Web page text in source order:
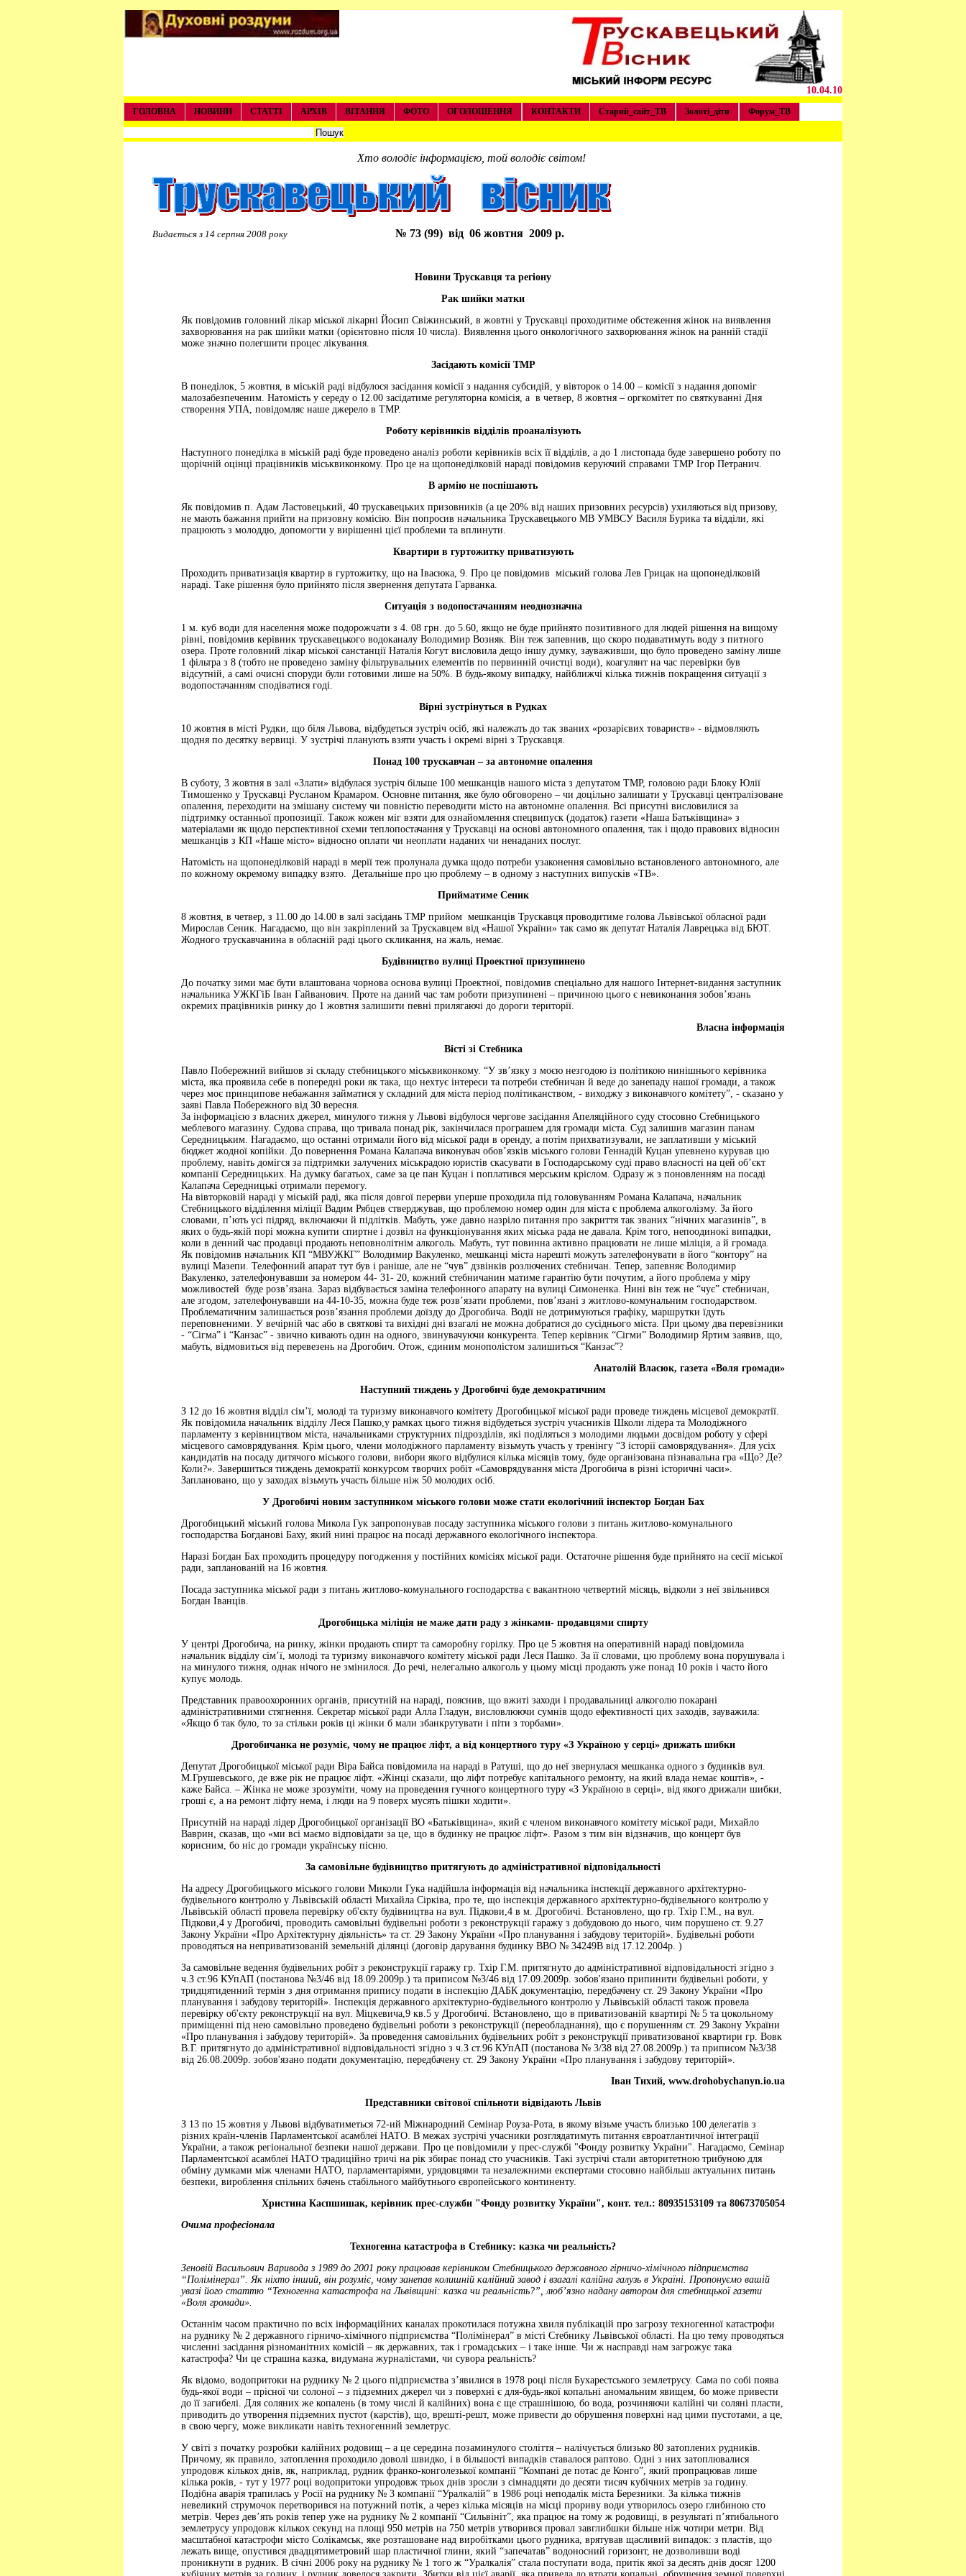
10.04.10
ГОЛОВНА НОВИНИ СТАТТІ АРХІВ ВІТАННЯ ФОТО ОГОЛОШЕННЯ КОНТАКТИ Старий_сайт_ТВ Золоті_діти Форум_ТВ
Хто володіє інформацією, той володіє світом!
Видається з 14 серпня 2008 року № 73 (99) від 06 жовтня 2009 р.
Новини Трускавця та регіону
Рак шийки матки
Як повідомив головний лікар міської лікарні Йосип Свіжинський, в жовтні у Трускавці проходитиме обстеження жінок на виявлення
захворювання на рак шийки матки (орієнтовно після 10 числа). Виявлення цього онкологічного захворювання жінок на ранній стадії
може значно полегшити процес лікування.
Засідають комісії ТМР
В понеділок, 5 жовтня, в міській раді відбулося засідання комісії з надання субсидій, у вівторок о 14.00 – комісії з надання допоміг
малозабезпеченим. Натомість у середу о 12.00 засідатиме регуляторна комісія, а в четвер, 8 жовтня – оргкомітет по святкуванні Дня
створення УПА, повідомляє наше джерело в ТМР.
Роботу керівників відділів проаналізують
Наступного понеділка в міській раді буде проведено аналіз роботи керівників всіх її відділів, а до 1 листопада буде завершено роботу по
щорічній оцінці працівників міськвиконкому. Про це на щопонеділковій нараді повідомив керуючий справами ТМР Ігор Петранич.
В армію не поспішають
Як повідомив п. Адам Ластовецький, 40 трускавецьких призовників (а це 20% від наших призовних ресурсів) ухиляються від призову,
не мають бажання прийти на призовну комісію. Він попросив начальника Трускавецького МВ УМВСУ Василя Бурика та відділи, які
працюють з молоддю, допомогти у вирішенні цієї проблеми та вплинути.
Квартири в гуртожитку приватизують
Проходить приватизація квартир в гуртожитку, що на Івасюка, 9. Про це повідомив міський голова Лев Грицак на щопонеділковій
нараді. Таке рішення було прийнято після звернення депутата Гарванка.
Ситуація з водопостачанням неоднозначна
1 м. куб води для населення може подорожчати з 4. 08 грн. до 5.60, якщо не буде прийнято позитивного для людей рішення на вищому
рівні, повідомив керівник трускавецького водоканалу Володимир Возняк. Він теж запевнив, що скоро подаватимуть воду з питного
озера. Проте головний лікар міської санстанції Наталія Когут висловила дещо іншу думку, зауваживши, що було проведено заміну лише
1 фільтра з 8 (тобто не проведено заміну фільтрувальних елементів по первинній очистці води), коагулянт на час перевірки був
відсутній, а самі очисні споруди були готовими лише на 50%. В будь-якому випадку, найближчі кілька тижнів покращення ситуації з
водопостачанням сподіватися годі.
Вірні зустрінуться в Рудках
10 жовтня в місті Рудки, що біля Львова, відбудеться зустріч осіб, які належать до так званих «розарієвих товариств» - відмовляють
щодня по десятку вервиці. У зустрічі планують взяти участь і окремі вірні з Трускавця.
Понад 100 трускавчан – за автономне опалення
В суботу, 3 жовтня в залі «Злати» відбулася зустріч більше 100 мешканців нашого міста з депутатом ТМР, головою ради Блоку Юлії
Тимошенко у Трускавці Русланом Крамаром. Основне питання, яке було обговорено – чи доцільно залишати у Трускавці централізоване
опалення, переходити на змішану систему чи повністю переводити місто на автономне опалення. Всі присутні висловилися за
підтримку останньої пропозиції. Також кожен міг взяти для ознайомлення спецвипуск (додаток) газети «Наша Батьківщина» з
матеріалами як щодо перспективної схеми теплопостачання у Трускавці на основі автономного опалення, так і щодо правових відносин
мешканців з КП «Наше місто» відносно оплати чи неоплати наданих чи ненаданих послуг.
Натомість на щопонеділковій нараді в мерії теж пролунала думка щодо потреби узаконення самовільно встановленого автономного, але
по кожному окремому випадку взято. Детальніше про цю проблему – в одному з наступних випусків «ТВ».
Прийматиме Сеник
8 жовтня, в четвер, з 11.00 до 14.00 в залі засідань ТМР прийом мешканців Трускавця проводитиме голова Львівської обласної ради
Мирослав Сеник. Нагадаємо, що він закріплений за Трускавцем від «Нашої України» так само як депутат Наталія Лаврецька від БЮТ.
Жодного трускавчанина в обласній раді цього скликання, на жаль, немає.
Будівництво вулиці Проектної призупинено
До початку зими має бути влаштована чорнова основа вулиці Проектної, повідомив спеціально для нашого Інтернет-видання заступник
начальника УЖКГіБ Іван Гайванович. Проте на даний час там роботи призупинені – причиною цього є невиконання зобов’язань
окремих працівників ринку до 1 жовтня залишити певні прилягаючі до дороги території.
Власна інформація
Вісті зі Стебника
Павло Побережний вийшов зі складу стебницького міськвиконкому. “У зв’язку з моєю незгодою із політикою нинішнього керівника
міста, яка проявила себе в попередні роки як така, що нехтує інтереси та потреби стебничан й веде до занепаду нашої громади, а також
через моє принципове небажання займатися у складний для міста період політиканством, - виходжу з виконавчого комітету”, - сказано у
заяві Павла Побережного від 30 вересня.
За інформацією з власних джерел, минулого тижня у Львові відбулося чергове засідання Апеляційного суду стосовно Стебницького
меблевого магазину. Судова справа, що тривала понад рік, закінчилася програшем для громади міста. Суд залишив магазин панам
Середницьким. Нагадаємо, що останні отримали його від міської ради в оренду, а потім прихватизували, не заплативши у міський
бюджет жодної копійки. До повернення Романа Калапача виконувач обов’язків міського голови Геннадій Куцан упевнено курував цю
проблему, навіть домігся за підтримки залучених міськрадою юристів скасувати в Господарському суді право власності на цей об’єкт
компанії Середницьких. На думку багатьох, саме за це пан Куцан і поплатився мерським кріслом. Одразу ж з поновленням на посаді
Калапача Середницькі отримали перемогу.
На вівторковій нараді у міській раді, яка після довгої перерви уперше проходила під головуванням Романа Калапача, начальник
Стебницького відділення міліції Вадим Рябцев стверджував, що проблемою номер один для міста є проблема алкоголізму. За його
словами, п’ють усі підряд, включаючи й підлітків. Мабуть, уже давно назріло питання про закриття так званих “нічних магазинів”, в
яких о будь-якій порі можна купити спиртне і дозвіл на функціонування яких міська рада не давала. Крім того, непоодинокі випадки,
коли в денний час продавці продають неповнолітнім алкоголь. Мабуть, тут повинна активно працювати не лише міліція, а й громада.
Як повідомив начальник КП “МВУЖКГ” Володимир Вакуленко, мешканці міста нарешті можуть зателефонувати в його “контору” на
вулиці Мазепи. Телефонний апарат тут був і раніше, але не “чув” дзвінків розлючених стебничан. Тепер, запевняє Володимир
Вакуленко, зателефонувавши за номером 44- 31- 20, кожний стебничанин матиме гарантію бути почутим, а його проблема у міру
можливостей буде розв’язана. Зараз відбувається заміна телефонного апарату на вулиці Симоненка. Нині він теж не “чує” стебничан,
але згодом, зателефонувавши на 44-10-35, можна буде теж розв’язати проблеми, пов’язані з житлово-комунальним господарством.
Проблематичним залишається розв’язання проблеми доїзду до Дрогобича. Водії не дотримуються графіку, маршрутки їдуть
переповненими. У вечірній час або в святкові та вихідні дні взагалі не можна добратися до сусіднього міста. При цьому два перевізники
- “Сігма” і “Канзас” - звично кивають один на одного, звинувачуючи конкурента. Тепер керівник “Сігми” Володимир Яртим заявив, що,
мабуть, відмовиться від перевезень на Дрогобич. Отож, єдиним монополістом залишиться “Канзас”?
Анатолій Власюк, газета «Воля громади»
Наступний тиждень у Дрогобичі буде демократичним
З 12 до 16 жовтня відділ сім’ї, молоді та туризму виконавчого комітету Дрогобицької міської ради проведе тиждень місцевої демократії.
Як повідомила начальник відділу Леся Пашко,у рамках цього тижня відбудеться зустріч учасників Школи лідера та Молодіжного
парламенту з керівництвом міста, начальниками структурних підрозділів, які поділяться з молодими людьми досвідом роботу у сфері
місцевого самоврядування. Крім цього, члени молодіжного парламенту візьмуть участь у тренінгу “З історії самоврядування». Для усіх
кандидатів на посаду дитячого міського голови, вибори якого відбулися кілька місяців тому, буде організована пізнавальна гра «Що? Де?
Коли?». Завершиться тиждень демократії конкурсом творчих робіт «Самоврядування міста Дрогобича в різні історичні часи».
Заплановано, що у заходах візьмуть участь більше ніж 50 молодих осіб.
У Дрогобичі новим заступником міського голови може стати екологічний інспектор Богдан Бах
Дрогобицький міський голова Микола Гук запропонував посаду заступника міського голови з питань житлово-комунального
господарства Богданові Баху, який нині працює на посаді державного екологічного інспектора.
Наразі Богдан Бах проходить процедуру погодження у постійних комісіях міської ради. Остаточне рішення буде прийнято на сесії міської
ради, запланованій на 16 жовтня.
Посада заступника міської ради з питань житлово-комунального господарства є вакантною четвертий місяць, відколи з неї звільнився
Богдан Іванців.
Дрогобицька міліція не маже дати раду з жінками- продавцями спирту
У центрі Дрогобича, на ринку, жінки продають спирт та саморобну горілку. Про це 5 жовтня на оперативній нараді повідомила
начальник відділу сім’ї, молоді та туризму виконавчого комітету міської ради Леся Пашко. За її словами, цю проблему вона порушувала і
на минулого тижня, однак нічого не змінилося. До речі, нелегально алкоголь у цьому місці продають уже понад 10 років і часто його
купує молодь.
Представник правоохоронних органів, присутній на нараді, пояснив, що вжиті заходи і продавальниці алкоголю покарані
адміністративними стягнення. Секретар міської ради Алла Гладун, висловлюючи сумнів щодо ефективності цих заходів, зауважила:
«Якщо б так було, то за стільки років ці жінки б мали збанкрутувати і піти з торбами».
Дрогобичанка не розуміє, чому не працює ліфт, а від концертного туру «З Україною у серці» дрижать шибки
Депутат Дрогобицької міської ради Віра Байса повідомила на нараді в Ратуші, що до неї звернулася мешканка одного з будинків вул.
М.Грушевського, де вже рік не працює ліфт. «Жінці сказали, що ліфт потребує капітального ремонту, на який влада немає коштів», -
каже Байса. – Жінка не може зрозуміти, чому на проведення гучного концертного туру «З Україною в серці», від якого дрижали шибки,
гроші є, а на ремонт ліфту нема, і люди на 9 поверх мусять пішки ходити».
Присутній на нараді лідер Дрогобицької організації ВО «Батьківщина», який є членом виконавчого комітету міської ради, Михайло
Ваврин, сказав, що «ми всі маємо відповідати за це, що в будинку не працює ліфт». Разом з тим він відзначив, що концерт був
корисним, бо ніс до громади українську пісню.
За самовільне будівництво притягують до адміністративної відповідальності
На адресу Дрогобицького міського голови Миколи Гука надійшла інформація від начальника інспекції державного архітектурно-
будівельного контролю у Львівській області Михайла Сірківа, про те, що інспекція державного архітектурно-будівельного контролю у
Львівській області провела перевірку об'єкту будівництва на вул. Підкови,4 в м. Дрогобичі. Встановлено, що гр. Тхір Г.М., на вул.
Підкови,4 у Дрогобичі, проводить самовільні будівельні роботи з реконструкції гаражу з добудовою до нього, чим порушено ст. 9.27
Закону України «Про Архітектурну діяльність» та ст. 29 Закону України «Про планування і забудову територій». Будівельні роботи
проводяться на неприватизованій земельній ділянці (договір дарування будинку ВВО № 34249В від 17.12.2004р. )
За самовільне ведення будівельних робіт з реконструкції гаражу гр. Тхір Г.М. притягнуто до адміністративної відповідальності згідно з
ч.З ст.96 КУпАП (постанова №3/46 від 18.09.2009р.) та приписом №3/46 від 17.09.2009р. зобов'язано припинити будівельні роботи, у
тридцятиденний термін з дня отримання припису подати в інспекцію ДАБК документацію, передбачену ст. 29 Закону України «Про
планування і забудову територій». Інспекція державного архітектурно-будівельного контролю у Львівській області також провела
перевірку об'єкту реконструкції на вул. Міцкевича,9 кв.5 у Дрогобичі. Встановлено, що в приватизованій квартирі № 5 та цокольному
приміщенні під нею самовільно проведено будівельні роботи з реконструкції (переобладнання), що є порушенням ст. 29 Закону України
«Про планування і забудову територій». За проведення самовільних будівельних робіт з реконструкції приватизованої квартири гр. Вовк
В.Г. притягнуто до адміністративної відповідальності згідно з ч.З ст.96 КУпАП (постанова № 3/38 від 27.08.2009р.) та приписом №3/38
від 26.08.2009р. зобов'язано подати документацію, передбачену ст. 29 Закону України «Про планування і забудову територій».
Іван Тихий, www.drohobychanyn.io.ua
Представники світової спільноти відвідають Львів
З 13 по 15 жовтня у Львові відбуватиметься 72-ий Міжнародний Семінар Роуза-Рота, в якому візьме участь близько 100 делегатів з
різних країн-членів Парламентської асамблеї НАТО. В межах зустрічі учасники розглядатимуть питання євроатлантичної інтеграції
України, а також регіональної безпеки нашої держави. Про це повідомили у прес-службі "Фонду розвитку України". Нагадаємо, Семінар
Парламентської асамблеї НАТО традиційно тричі на рік збирає понад сто учасників. Такі зустрічі стали авторитетною трибуною для
обміну думками між членами НАТО, парламентаріями, урядовцями та незалежними експертами стосовно найбільш актуальних питань
безпеки, вироблення спільних бачень стабільного майбутнього європейського континенту.
Христина Каспшишак, керівник прес-служби "Фонду розвитку України", конт. тел.: 80935153109 та 80673705054
Очима професіонала
Техногенна катастрофа в Стебнику: казка чи реальність?
Зеновій Васильович Варивода з 1989 до 2001 року працював керівником Стебницького державного гірничо-хімічного підприємства
“Полімінерал”. Як ніхто інший, він розуміє, чому занепав колишній калійний завод і взагалі калійна галузь в Україні. Пропонуємо вашій
увазі його статтю “Техногенна катастрофа на Львівщині: казка чи реальність?”, люб’язно надану автором для стебницької газети
«Воля громади».
Останнім часом практично по всіх інформаційних каналах прокотилася потужна хвиля публікацій про загрозу техногенної катастрофи
на руднику № 2 державного гірничо-хімічного підприємства “Полімінерал” в місті Стебнику Львівської області. На цю тему проводяться
численні засідання різноманітних комісій – як державних, так і громадських – і таке інше. Чи ж насправді нам загрожує така
катастрофа? Чи це страшна казка, видумана журналістами, чи сувора реальність?
Як відомо, водопритоки на руднику № 2 цього підприємства з’явилися в 1978 році після Бухарестського землетрусу. Сама по собі поява
будь-якої води – прісної чи солоної – з підземних джерел чи з поверхні є для-будь-якої копальні аномальним явищем, бо може привести
до її загибелі. Для соляних же копалень (в тому числі й калійних) вона є ще страшнішою, бо вода, розчиняючи калійні чи соляні пласти,
приводить до утворення підземних пустот (карстів), що, врешті-решт, може привести до обрушення поверхні над цими пустотами, а це,
в свою чергу, може викликати навіть техногенний землетрус.
У світі з початку розробки калійних родовищ – а це середина позаминулого століття – налічується близько 80 затоплених рудників.
Причому, як правило, затоплення проходило доволі швидко, і в більшості випадків ставалося раптово. Одні з них затоплювалися
упродовж кількох днів, як, наприклад, рудник франко-конголезької компанії “Компані де потас де Конго”, який пропрацював лише
кілька років, - тут у 1977 році водопритоки упродовж трьох днів зросли з сімнадцяти до десяти тисяч кубічних метрів за годину.
Подібна аварія трапилась у Росії на руднику № 3 компанії “Уралкалій” в 1986 році неподалік міста Березники. За кілька тижнів
невеликий струмочок перетворився на потужний потік, а через кілька місяців на місці прориву води утворилось озеро глибиною сто
метрів. Через дев’ять років тепер уже на руднику № 2 компанії “Сильвініт”, яка працює на тому ж родовищі, в результаті п’ятибального
землетрусу упродовж кількох секунд на площі 950 метрів на 750 метрів утворився провал завглибшки більше ніж чотири метри. Від
масштабної катастрофи місто Солікамськ, яке розташоване над виробітками цього рудника, врятував щасливий випадок: з пластів, що
лежать вище, опустився двадцятиметровий шар пластичної глини, який “запечатав” водоносний горизонт, не дозволивши воді
проникнути в рудник. В січні 2006 року на руднику № 1 того ж “Уралкалія” стала поступати вода, притік якої за десять днів досяг 1200